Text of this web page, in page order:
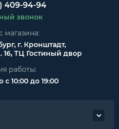
409-94-94
звонок
магазина:
г. Кронштадт,
16, ТЦ Гостиный двор
работы:
10:00 до 19:00